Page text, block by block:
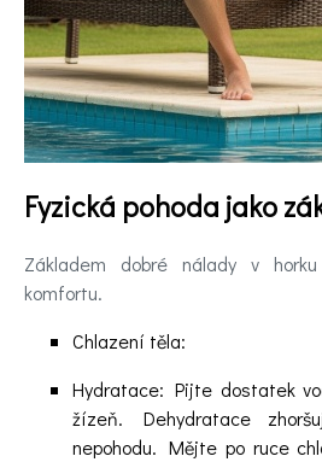
pomoc
Videa
Kontakt
Registrace
Fyzická pohoda jako
Základem dobré nálady v
komfortu.
Chlazení těla:
Hydratace: Pijte dostatek
žízeň. Dehydratace
nepohodu. Mějte po ruce